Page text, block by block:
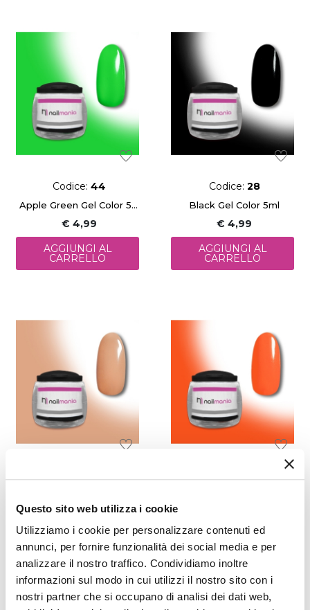
Questo sito web utilizza i cookie
Utilizziamo i cookie per personalizzare contenuti ed
annunci, per fornire funzionalità dei social media e per
analizzare il nostro traffico. Condividiamo inoltre
informazioni sul modo in cui utilizzi il nostro sito con i
nostri partner che si occupano di analisi dei dati web,
Codice: 44
Apple Green Gel Color 5ml
€ 4,99
AGGIUNGI AL
CARRELLO
Codice: 28
Black Gel Color 5ml
€ 4,99
AGGIUNGI AL
CARRELLO
€ 4,99
AGGIUNGI AL
CARRELLO
AGGIUNGI AL
CARRELLO